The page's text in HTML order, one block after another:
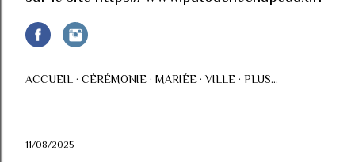
ACCUEIL CÉRÉMONIE MARIÉE VILLE PLUS…
11/08/2025